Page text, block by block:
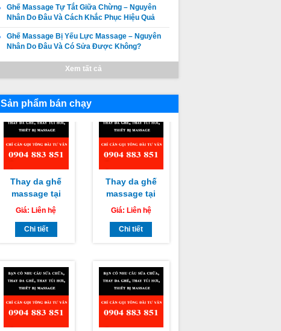
Ghế Massage Tự Tắt Giữa Chừng – Nguyên
Nhân Do Đâu Và Cách Khắc Phục Hiệu Quả
Ghế Massage Bị Yếu Lực Massage – Nguyên
Nhân Do Đâu Và Có Sửa Được Không?
Xem tất cả
Sản phẩm bán chạy
Ghế Massage
Không Quét
Nguyên Nhân,
Phục
Giá:Liên hệ
Thay da ghế
massage tại
Thị xã La Gi,
Huyện Tánh
Linh, Huyện
Thuận chuyên
Giá:Liên hệ
massage tại
Huyện Đức
Linh, Huyện
Hàm Thuận
Nam Bình Bình
Thuận chuyên
Giá:Liên hệ
Chi tiết
massage tại
Huyện Tuy
Phong, Huyện
Bắc Bình Bình
Thuận chuyên
nghiệp uy tín
Giá:Liên hệ
Chi tiết